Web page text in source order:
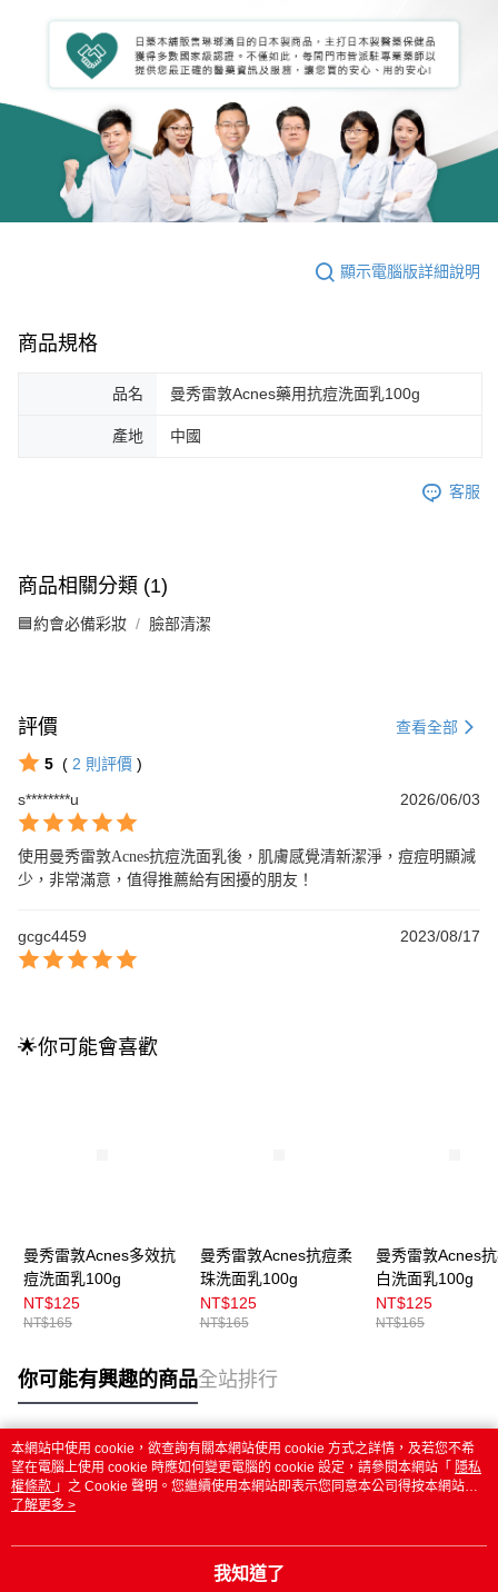
顯示電腦版詳細說明
商品規格
品名 曼秀雷敦Acnes藥用抗痘洗面乳100g
產地 中國
客服
商品相關分類 (1)
🟦約會必備彩妝 臉部清潔
評價 查看全部
5 ( 2 則評價 )
s********u
2026/06/03
使用曼秀雷敦Acnes抗痘洗面乳後，肌膚感覺清新潔淨，痘痘明顯減
少，非常滿意，值得推薦給有困擾的朋友！
gcgc4459 2023/08/17
🌟你可能會喜歡
曼秀雷敦Acnes多效抗
痘洗面乳100g
NT$125
NT$165
曼秀雷敦Acnes抗痘柔
珠洗面乳100g
NT$125
NT$165
曼秀雷敦Acnes
白洗面乳100g
NT$125
NT$165
你可能有興趣的商品全站排行
熱門標籤
本網站中使用 cookie，欲查詢有關本網站使用 cookie 方式之詳情，及若您不希
望在電腦上使用 cookie 時應如何變更電腦的 cookie 設定，請參閱本網站「 隱私
權條款 」之 Cookie 聲明。您繼續使用本網站即表示您同意本公司得按本網站使
用條款之 Cookie 聲明使用 cookie。
了解更多 >
我知道了